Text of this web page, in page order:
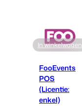
In winkelwagen
FooEvents
POS
(Licentie:
enkel)